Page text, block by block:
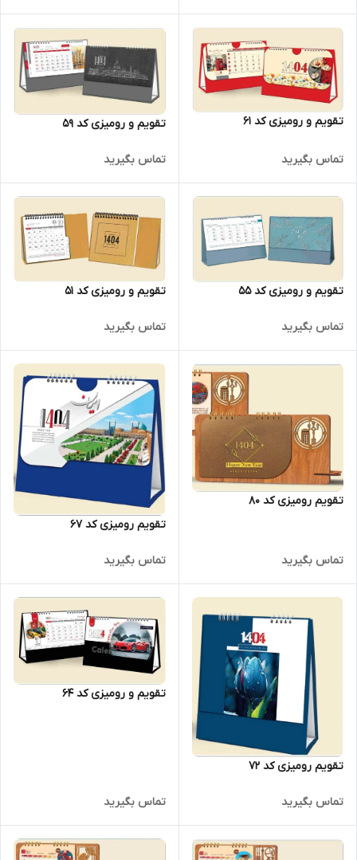
تقویم و رومیزی کد 61
تماس بگیرید
تقویم و رومیزی کد 59
تماس بگیرید
تقویم و رومیزی کد 55
تماس بگیرید
تقویم و رومیزی کد 51
تماس بگیرید
تقویم رومیزی کد 80
تماس بگیرید
تقویم رومیزی کد 67
تماس بگیرید
تقویم رومیزی کد 72
تماس بگیرید
تقویم و رومیزی کد 64
تماس بگیرید